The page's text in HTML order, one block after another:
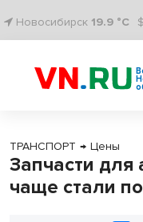
Новосибирск 19.9 °C
ТРАНСПОРТ → Цены
Запчасти для
чаще стали